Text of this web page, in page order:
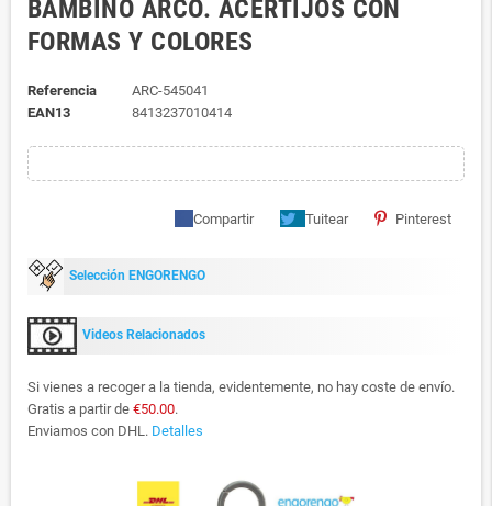
BAMBINO ARCO. ACERTIJOS CON
FORMAS Y COLORES
Referencia
ARC-545041
EAN13
8413237010414
Compartir Tuitear Pinterest
Selección ENGORENGO
Videos Relacionados
Si vienes a recoger a la tienda, evidentemente, no hay coste de envío.
Gratis a partir de €50.00.
Enviamos con DHL. Detalles